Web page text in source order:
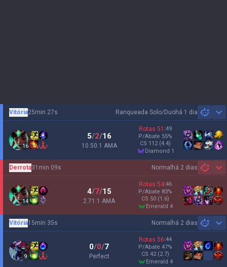
Ranqueada Solo/Duohá 1 dia
Vitória25min 27s
16
5/2/16
10.50:1 AMA
Rotas 51 :49
P/Abate 55%
CS 112 (4.4)
diamond 1
Normal há 2 dias
Derrota31min 09s
14
4/7/15
2.71:1 AMA
Rotas 54:46
P/Abate 83%
CS 50 (1.6)
emerald 4
Normal há 2 dias
Vitória15min 35s
9
0/0/7
Perfect
Rotas 56:44
P/Abate 47%
CS 42 (2.7)
emerald 4